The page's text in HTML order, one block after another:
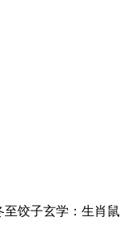
饺子玄学：生肖鼠